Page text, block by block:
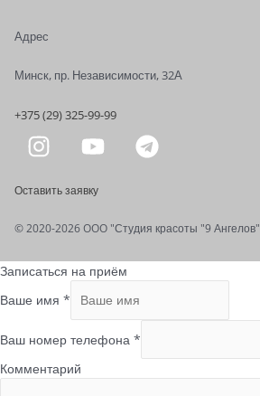
Адрес
Минск, пр. Независимости, 32А
+375 (29) 325-99-99
Оставить заявку
© 2020-2026 OOO "Студия красоты "9 Ангелов"
Записаться на приём
Ваше имя *
Ваш номер телефона *
Комментарий